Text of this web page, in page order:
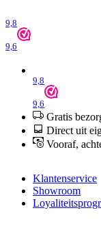
9,8
9,6
9,8
9,6
Gratis
Direct uit
Vooraf,
Klantenservice
Showroom